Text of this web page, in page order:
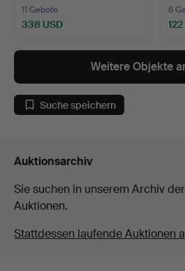
11 Gebote
338 USD
6
Weitere Objekte
Suche speichern
Auktionsarchiv
Sie suchen in unserem Archiv
Auktionen.
Stattdessen laufende Auktionen